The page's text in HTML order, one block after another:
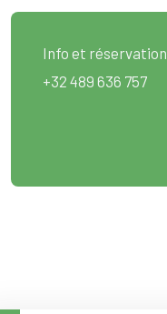
Info et réservation
+32 489 636 757